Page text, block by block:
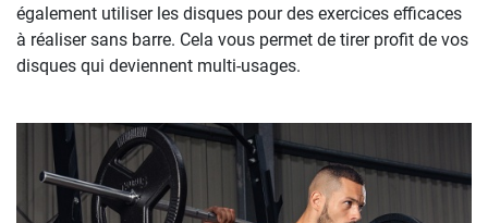
également utiliser les disques pour des exercices efficaces
à réaliser sans barre. Cela vous permet de tirer profit de vos
disques qui deviennent multi-usages.